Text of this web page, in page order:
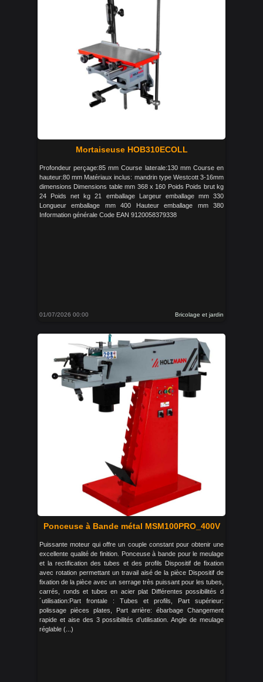
Mortaiseuse HOB310ECOLL
Profondeur perçage:85 mm Course laterale:130 mm Course en
hauteur:80 mm Matériaux inclus: mandrin type Westcott 3-16mm
dimensions Dimensions table mm 368 x 160 Poids Poids brut kg
24 Poids net kg 21 emballage Largeur emballage mm 330
Longueur emballage mm 400 Hauteur emballage mm 380
Information générale Code EAN 9120058379338
01/07/2026 00:00 Bricolage et jardin
Ponceuse à Bande métal MSM100PRO_400V
Puissante moteur qui offre un couple constant pour obtenir une
excellente qualité de finition. Ponceuse à bande pour le meulage
et la rectification des tubes et des profils Dispositif de fixation
avec rotation permettant un travail aisé de la pièce Dispositif de
fixation de la pièce avec un serrage très puissant pour les tubes,
carrés, ronds et tubes en acier plat Différentes possibilités d
´utilisation:Part frontale : Tubes et profils, Part supérieur:
polissage pièces plates, Part arrière: ébarbage Changement
rapide et aise des 3 possibilités d’utilisation. Angle de meulage
réglable (...)